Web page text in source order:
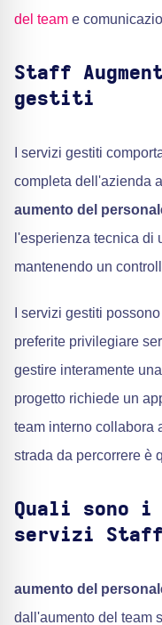
del team e
Staff
gestiti
I servizi gestiti
completa dell'azienda
aumento del
l'esperienza tecnica di
mantenendo un
I servizi gestiti
preferite privilegiare
gestire interamente
progetto richiede un
team interno collabora
strada da percorrere è
Quali sono
servizi Staff
aumento del
dall'aumento del team